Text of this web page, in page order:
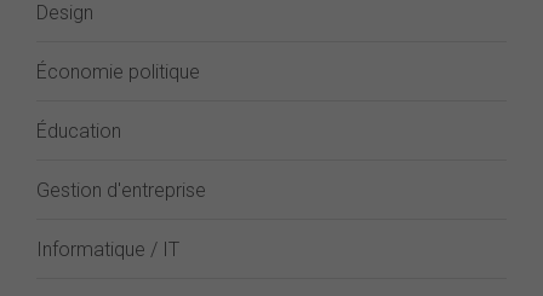
Design
Économie politique
Éducation
Gestion d'entreprise
Informatique / IT